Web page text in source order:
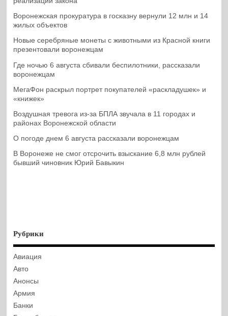
Воронежская прокуратура в госказну вернули 12 млн и 14
жилых объектов
Новые серебряные монеты с животными из Красной книги
презентовали воронежцам
Где ночью 6 августа сбивали беспилотники, рассказали
воронежцам
МегаФон раскрыл портрет покупателей «раскладушек» и
«книжек»
Воздушная тревога из-за БПЛА звучала в 11 городах и
районах Воронежской области
О погоде днем 6 августа рассказали воронежцам
В Воронеже не смог отсрочить взыскание 6,8 млн рублей
бывший чиновник Юрий Бавыкин
Рубрики
Авиация
Авто
Анонсы
Армия
Банки